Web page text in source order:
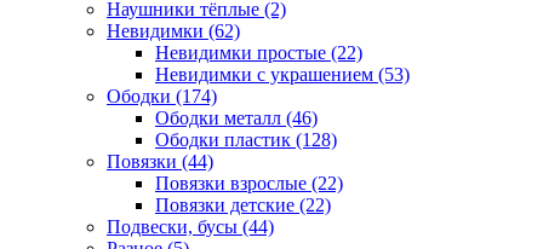
Наушники тёплые (2)
Невидимки (62)
Невидимки простые (22)
Невидимки с украшением (53)
Ободки (174)
Ободки металл (46)
Ободки пластик (128)
Повязки (44)
Повязки взрослые (22)
Повязки детские (22)
Подвески, бусы (44)